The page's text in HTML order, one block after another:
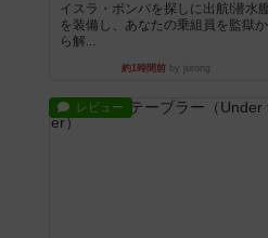
イスラ・ボンバを探しに出航!潜水
を装備し、あなたの乗組員を監獄か
ら解...
約1時間前 by jurong
レビュー